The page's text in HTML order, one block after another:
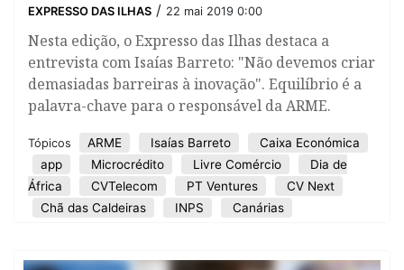
EXPRESSO DAS ILHAS / 22 mai 2019 0:00
Nesta edição, o Expresso das Ilhas destaca a
entrevista com Isaías Barreto: "Não devemos criar
demasiadas barreiras à inovação". Equilíbrio é a
palavra-chave para o responsável da ARME.
Tópicos ARME Isaías Barreto
Caixa Económica
app
Microcrédito Livre Comércio
Dia de
África
CVTelecom PT Ventures
CV Next
Chã das Caldeiras
INPS Canárias